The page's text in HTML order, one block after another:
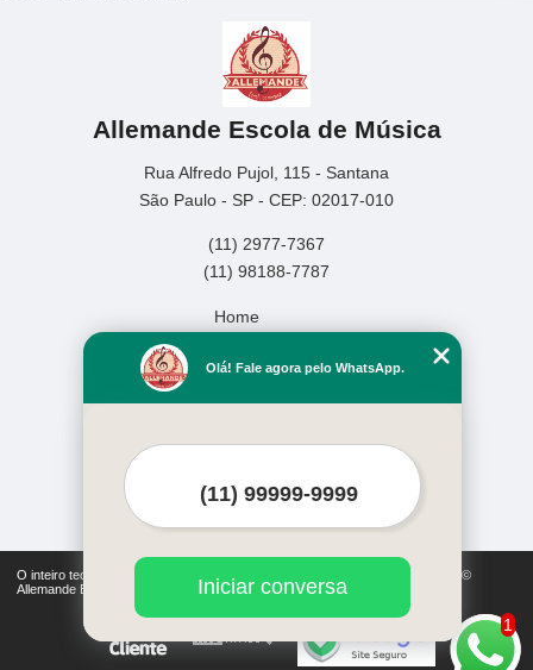
Allemande Escola de Música
Rua Alfredo Pujol, 115 - Santana
São Paulo - SP - CEP: 02017-010
(11) 2977-7367
(11) 98188-7787
Home
Missão
O inteiro teor deste site está sujeito à proteção de direitos autorais. Copyright©
Allemande Escola de Música (Lei 9610 de 19/02/1998)
1
Olá! Fale agora pelo WhatsApp.
Iniciar conversa